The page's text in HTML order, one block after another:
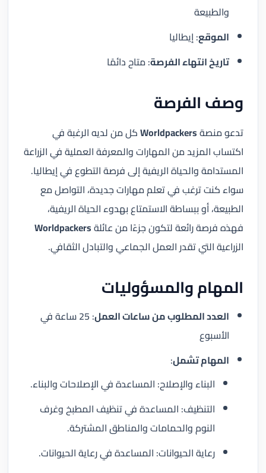
والطبيعة
الموقع: إيطاليا
تاريخ انتهاء الفرصة: متاح دائمًا
وصف الفرصة
تدعو منصةWorldpackersكل من لديه الرغبة في
اكتساب المزيد من المهارات والمعرفة العملية في الزراعة
المستدامة والحياة الريفية إلى فرصة التطوع في إيطاليا.
سواء كنت ترغب في تعلم مهارات جديدة، التواصل مع
الطبيعة، أو ببساطة الاستمتاع بهدوء الحياة الريفية،
فهذه فرصة رائعة لتكون جزءًا من عائلةWorldpackers
الزراعية التي تقدر العمل الجماعي والتبادل الثقافي.
المهام والمسؤوليات
العدد المطلوب من ساعات العمل
: 25 ساعة في
الأسبوع
المهام تشمل:
البناء والإصلاح: المساعدة في الإصلاحات والبناء.
التنظيف: المساعدة في تنظيف المطبخ وغرف
النوم والحمامات والمناطق المشتركة.
رعاية الحيوانات: المساعدة في رعاية الحيوانات.